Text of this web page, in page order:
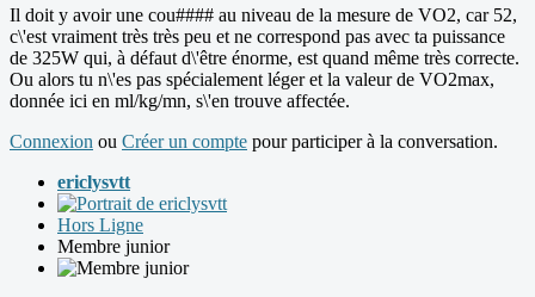
Il doit y avoir une cou#### au niveau de la mesure de VO2, car 52,
c\'est vraiment très très peu et ne correspond pas avec ta puissance
de 325W qui, à défaut d\'être énorme, est quand même très correcte.
Ou alors tu n\'es pas spécialement léger et la valeur de VO2max,
donnée ici en ml/kg/mn, s\'en trouve affectée.
Connexion ou Créer un compte pour participer à la conversation.
ericlysvtt
Hors Ligne
Membre junior